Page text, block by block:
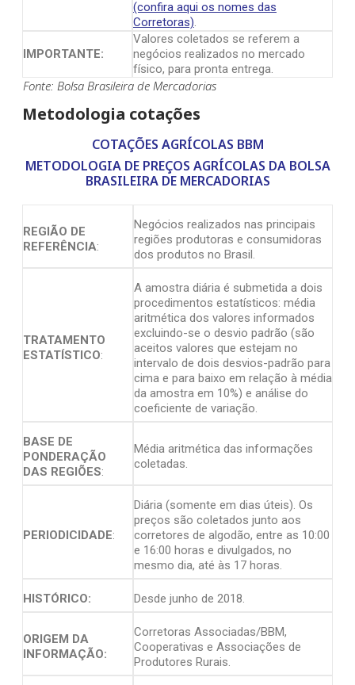
(confira aqui os nomes das
Corretoras).
IMPORTANTE:
Valores coletados se referem a
negócios realizados no mercado
físico, para pronta entrega.
Fonte: Bolsa Brasileira de Mercadorias
Metodologia cotações
COTAÇÕES AGRÍCOLAS BBM
METODOLOGIA DE PREÇOS AGRÍCOLAS DA BOLSA
BRASILEIRA DE MERCADORIAS
REGIÃO DE
REFERÊNCIA:
Negócios realizados nas principais
regiões produtoras e consumidoras
dos produtos no Brasil.
TRATAMENTO
ESTATÍSTICO:
A amostra diária é submetida a dois
procedimentos estatísticos: média
aritmética dos valores informados
excluindo-se o desvio padrão (são
aceitos valores que estejam no
intervalo de dois desvios-padrão para
cima e para baixo em relação à média
da amostra em 10%) e análise do
coeficiente de variação.
BASE DE
PONDERAÇÃO
DAS REGIÕES:
Média aritmética das informações
coletadas.
PERIODICIDADE:
Diária (somente em dias úteis). Os
preços são coletados junto aos
corretores de algodão, entre as 10:00
e 16:00 horas e divulgados, no
mesmo dia, até às 17 horas.
HISTÓRICO: Desde junho de 2018.
ORIGEM DA
INFORMAÇÃO:
Corretoras Associadas/BBM,
Cooperativas e Associações de
Produtores Rurais.